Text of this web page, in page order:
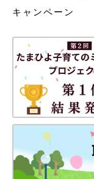
キャンペーン